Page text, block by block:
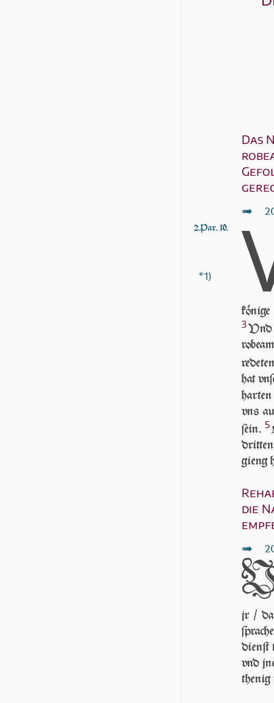
Das
↦
2.Par. 10.
*1)
3Vnd
hat
vns
ſein.5
gieng
die
↦
jr /
dienſt
vnd
the­nig